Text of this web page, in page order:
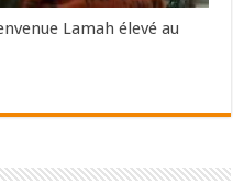
Lamah élevé au